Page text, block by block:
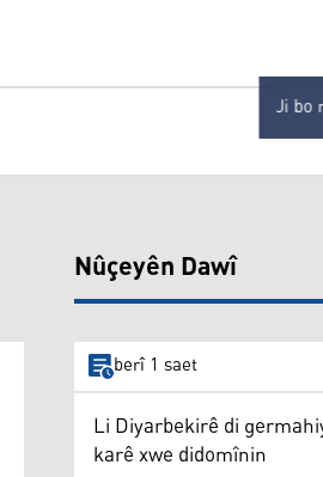
Ji bo
Nûçeyên Dawî
berî 1 saet
Li Diyarbekirê di
karê xwe didomînin